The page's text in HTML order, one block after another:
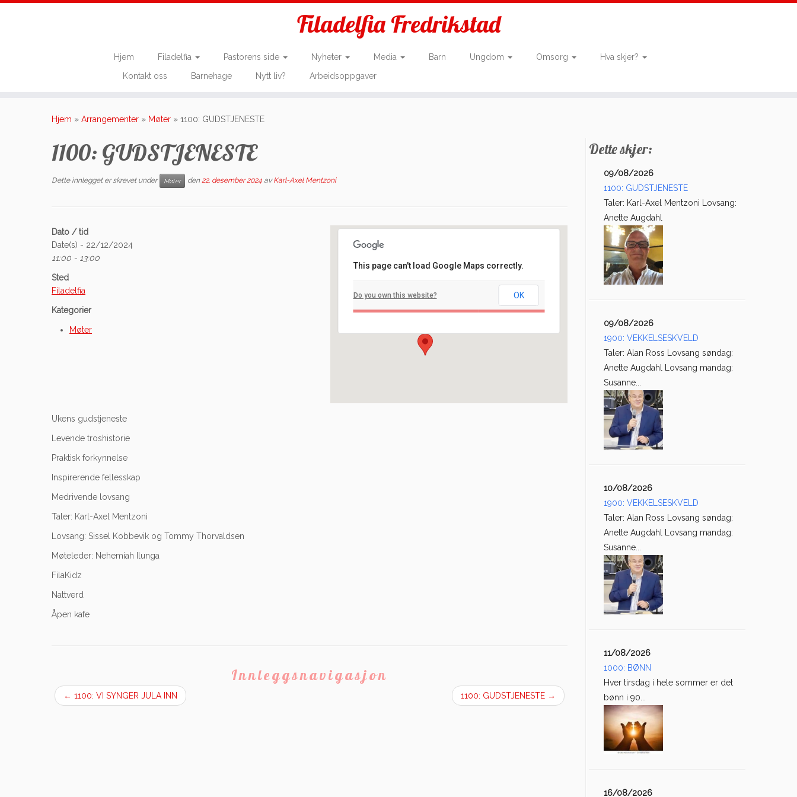
Filadelfia Fredrikstad
Hjem Filadelfia Pastorens side Nyheter Media Barn Ungdom Omsorg
Hva skjer?
Kontakt oss
Barnehage Nytt liv? Arbeidsoppgaver
Hjem » Arrangementer » Møter » 1100: GUDSTJENESTE
1100: GUDSTJENESTE
Dette innlegget er skrevet under Møter den22. desember 2024 avKarl-Axel Mentzoni
Arrangement
This page can't load Google Maps correctly.
Do you own this website? OK
Dato / tid
Date(s) - 22/12/2024
11:00 - 13:00
Sted
Filadelfia
Kategorier
Møter
Ukens gudstjeneste
Levende troshistorie
Praktisk forkynnelse
Inspirerende fellesskap
Medrivende lovsang
Taler: Karl-Axel Mentzoni
Lovsang: Sissel Kobbevik og Tommy Thorvaldsen
Møteleder: Nehemiah Ilunga
FilaKidz
Nattverd
Åpen kafe
Innleggsnavigasjon
← 1100: VI SYNGER JULA INN 1100: GUDSTJENESTE →
Dette skjer:
09/08/2026
1100: GUDSTJENESTE
Taler: Karl-Axel Mentzoni Lovsang:
Anette Augdahl
09/08/2026
1900: VEKKELSESKVELD
Taler: Alan Ross Lovsang søndag:
Anette Augdahl Lovsang mandag:
Susanne...
10/08/2026
1900: VEKKELSESKVELD
Taler: Alan Ross Lovsang søndag:
Anette Augdahl Lovsang mandag:
Susanne...
11/08/2026
1000: BØNN
Hver tirsdag i hele sommer er det
bønn i 90...
16/08/2026